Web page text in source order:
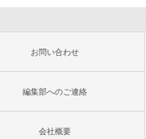
お問い合わせ
編集部へのご連絡
会社概要